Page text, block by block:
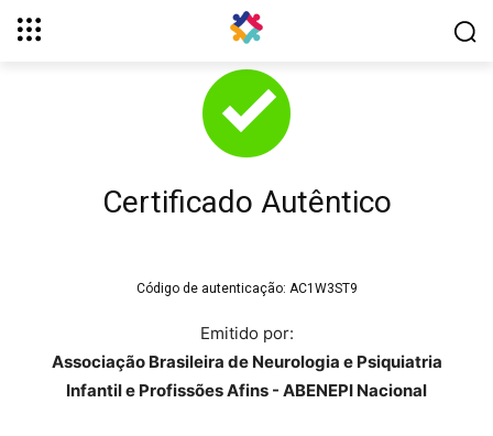
Certificado Autêntico
Código de autenticação: AC1W3ST9
Emitido por:
Associação Brasileira de Neurologia e Psiquiatria
Infantil e Profissões Afins - ABENEPI Nacional